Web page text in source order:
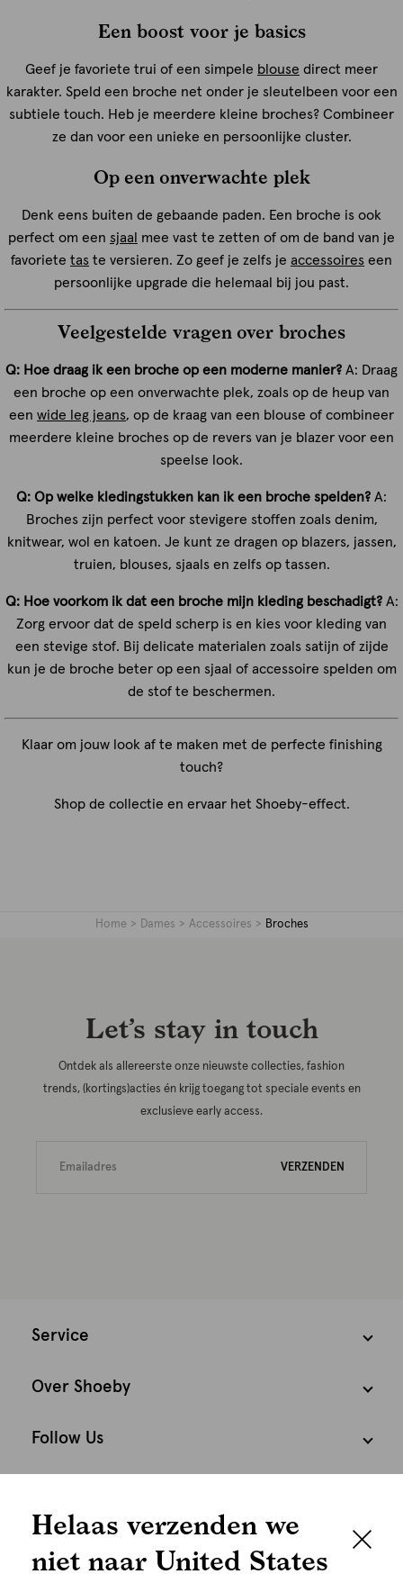
graag persoonlijk
Een boost voor je basics
Geef je favoriete trui of een simpele blouse direct meer
karakter. Speld een broche net onder je sleutelbeen voor een
subtiele touch. Heb je meerdere kleine broches? Combineer
ze dan voor een unieke en persoonlijke cluster.
Op een onverwachte plek
Denk eens buiten de gebaande paden. Een broche is ook
perfect om een sjaal
mee vast te zetten of om de band van je
favoriete tas te versieren. Zo geef je zelfs je accessoires een
persoonlijke upgrade die helemaal bij jou past.
Veelgestelde vragen over broches
Q: Hoe draag ik een broche op een moderne manier? A: Draag
een broche op een onverwachte plek, zoals op de heup van
een wide leg jeans, op de kraag van een blouse of combineer
meerdere kleine broches op de revers van je blazer voor een
speelse look.
Q: Op welke kledingstukken kan ik een broche spelden? A:
Broches zijn perfect voor stevigere stoffen zoals denim,
knitwear, wol en katoen. Je kunt ze dragen op blazers, jassen,
truien, blouses, sjaals en zelfs op tassen.
Q: Hoe voorkom ik dat een broche mijn kleding beschadigt?A:
Zorg ervoor dat de speld scherp is en kies voor kleding van
een stevige stof. Bij delicate materialen zoals satijn of zijde
kun je de broche beter op een sjaal of accessoire spelden om
de stof te beschermen.
Klaar om jouw look af te maken met de perfecte finishing
touch?
Shop de collectie en ervaar het Shoeby-effect.
Home Dames Accessoires Broches
Let’s stay in touch
Ontdek als allereerste onze nieuwste collecties, fashion
trends, (kortings)acties én krijg toegang tot speciale events en
exclusieve early access.
VERZENDEN
Service
Over Shoeby
Follow Us
Nederland Nederlands
Helaas verzenden we
niet naar United States